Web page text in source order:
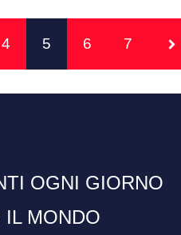
4 5 6 7
OGNI GIORNO
IL MONDO